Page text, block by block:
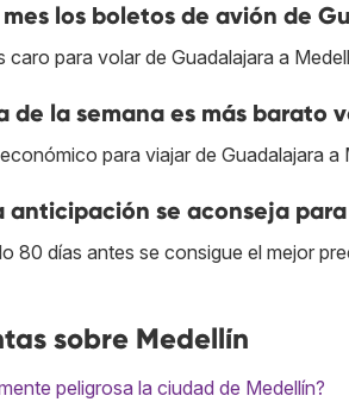
mes los boletos de avión de
caro para volar de Guadalajara a
de la semana es más barato
para viajar de Guadalajara a
anticipación se aconseja
80 días antes se consigue el mejor
sobre Medellín
peligrosa la ciudad de Medellín?